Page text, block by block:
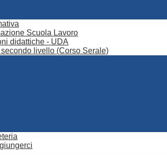
Scuola Lavoro
didattiche - UDA
livello (Corso Serale)